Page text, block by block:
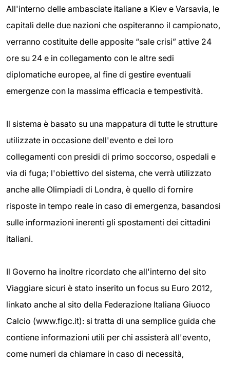
All'interno delle ambasciate italiane a Kiev e Varsavia, le
capitali delle due nazioni che ospiteranno il campionato,
verranno costituite delle apposite “sale crisi” attive 24
ore su 24 e in collegamento con le altre sedi
diplomatiche europee, al fine di gestire eventuali
emergenze con la massima efficacia e tempestività.
Il sistema è basato su una mappatura di tutte le strutture
utilizzate in occasione dell'evento e dei loro
collegamenti con presidi di primo soccorso, ospedali e
via di fuga; l'obiettivo del sistema, che verrà utilizzato
anche alle Olimpiadi di Londra, è quello di fornire
risposte in tempo reale in caso di emergenza, basandosi
sulle informazioni inerenti gli spostamenti dei cittadini
italiani.
Il Governo ha inoltre ricordato che all'interno del sito
Viaggiare sicuri è stato inserito un focus su Euro 2012,
linkato anche al sito della Federazione Italiana Giuoco
Calcio (www.figc.it): si tratta di una semplice guida che
contiene informazioni utili per chi assisterà all'evento,
come numeri da chiamare in caso di necessità,